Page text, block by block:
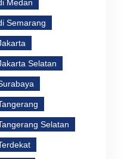
Medan
Semarang
Selatan
Selatan